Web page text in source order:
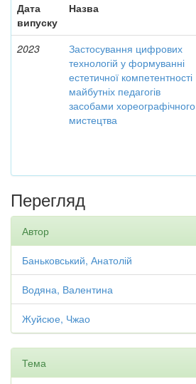
Дата
випуску
Назва
2023
Застосування цифрових
технологій у формуванні
естетичної компетентності
майбутніх педагогів
засобами хореографічного
мистецтва
Перегляд
Автор
Баньковський, Анатолій
Водяна, Валентина
Жуйсюе, Чжао
Тема